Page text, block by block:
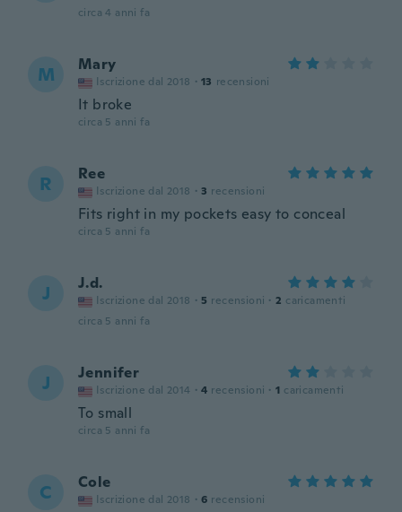
circa 4 anni fa
M Mary
Iscrizione dal 2018 · 13 recensioni
It broke
circa 5 anni fa
R Ree
Iscrizione dal 2018 · 3 recensioni
Fits right in my pockets easy to conceal
circa 5 anni fa
J J.d.
Iscrizione dal 2018 · 5 recensioni · 2 caricamenti
circa 5 anni fa
J Jennifer
Iscrizione dal 2014 · 4 recensioni · 1 caricamenti
To small
circa 5 anni fa
C Cole
Iscrizione dal 2018 · 6 recensioni